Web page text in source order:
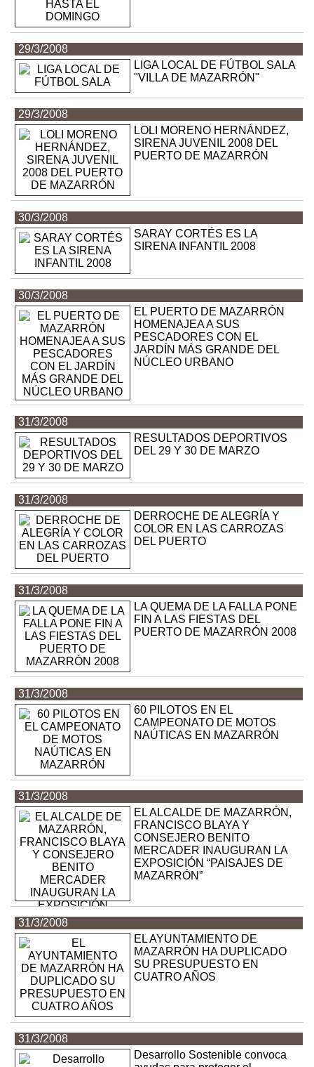
29/3/2008
LIGA LOCAL DE FÚTBOL SALA
"VILLA DE MAZARRÓN"
29/3/2008
LOLI MORENO HERNÁNDEZ,
SIRENA JUVENIL 2008 DEL
PUERTO DE MAZARRÓN
30/3/2008
SARAY CORTÉS ES LA
SIRENA INFANTIL 2008
30/3/2008
EL PUERTO DE MAZARRÓN
HOMENAJEA A SUS
PESCADORES CON EL
JARDÍN MÁS GRANDE DEL
NÚCLEO URBANO
31/3/2008
RESULTADOS DEPORTIVOS
DEL 29 Y 30 DE MARZO
31/3/2008
DERROCHE DE ALEGRÍA Y
COLOR EN LAS CARROZAS
DEL PUERTO
31/3/2008
LA QUEMA DE LA FALLA PONE
FIN A LAS FIESTAS DEL
PUERTO DE MAZARRÓN 2008
31/3/2008
60 PILOTOS EN EL
CAMPEONATO DE MOTOS
NAÚTICAS EN MAZARRÓN
31/3/2008
EL ALCALDE DE MAZARRÓN,
FRANCISCO BLAYA Y
CONSEJERO BENITO
MERCADER INAUGURAN LA
EXPOSICIÓN “PAISAJES DE
MAZARRÓN”
31/3/2008
EL AYUNTAMIENTO DE
MAZARRÓN HA DUPLICADO
SU PRESUPUESTO EN
CUATRO AÑOS
31/3/2008
Desarrollo Sostenible convoca